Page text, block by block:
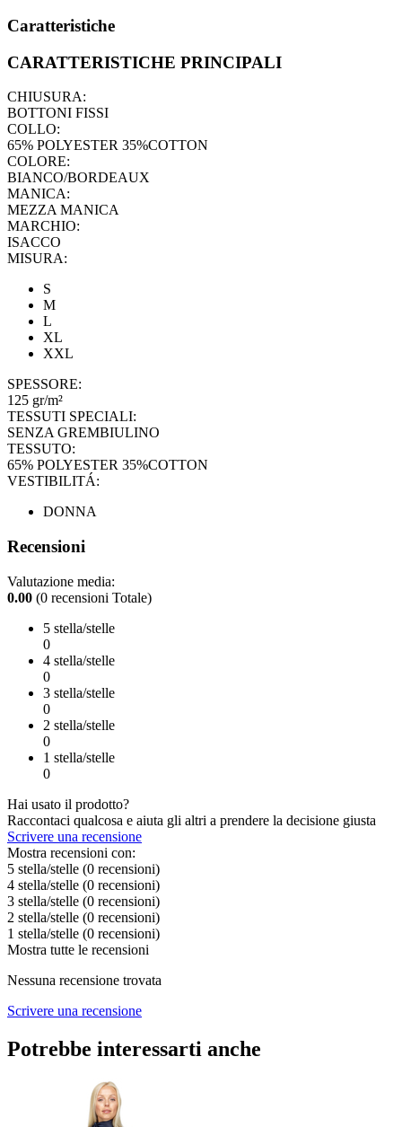
Caratteristiche
CARATTERISTICHE PRINCIPALI
CHIUSURA:
BOTTONI FISSI
COLLO:
65% POLYESTER 35%COTTON
COLORE:
BIANCO/BORDEAUX
MANICA:
MEZZA MANICA
MARCHIO:
ISACCO
MISURA:
S
M
L
XL
XXL
SPESSORE:
125 gr/m²
TESSUTI SPECIALI:
SENZA GREMBIULINO
TESSUTO:
65% POLYESTER 35%COTTON
VESTIBILITÁ:
DONNA
Recensioni
Valutazione media:
0.00 (0 recensioni Totale)
5 stella/stelle
0
4 stella/stelle
0
3 stella/stelle
0
2 stella/stelle
0
1 stella/stelle
0
Hai usato il prodotto?
Raccontaci qualcosa e aiuta gli altri a prendere la decisione giusta
Scrivere una recensione
Mostra recensioni con:
5 stella/stelle (0 recensioni)
4 stella/stelle (0 recensioni)
3 stella/stelle (0 recensioni)
2 stella/stelle (0 recensioni)
1 stella/stelle (0 recensioni)
Mostra tutte le recensioni
Nessuna recensione trovata
Scrivere una recensione
Potrebbe interessarti anche